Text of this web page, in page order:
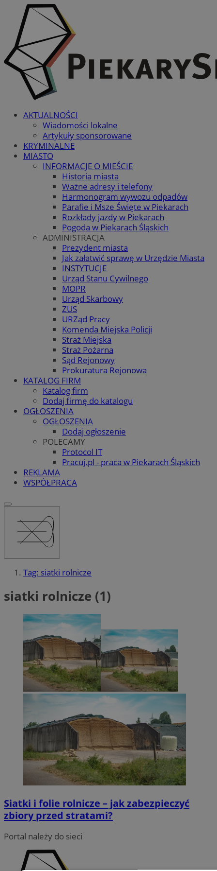
AKTUALNOŚCI
Wiadomości lokalne
Artykuły sponsorowane
KRYMINALNE
MIASTO
INFORMACJE O MIEŚCIE
Historia miasta
Ważne adresy i telefony
Harmonogram wywozu odpadów
Parafie i Msze Święte w Piekarach
Rozkłady jazdy w Piekarach
Pogoda w Piekarach Śląskich
ADMINISTRACJA
Prezydent miasta
Jak załatwić sprawę w Urzędzie Miasta
INSTYTUCJE
Urząd Stanu Cywilnego
MOPR
Urząd Skarbowy
ZUS
URZąd Pracy
Komenda Miejska Policji
Straż Miejska
Straż Pożarna
Sąd Rejonowy
Prokuratura Rejonowa
KATALOG FIRM
Katalog firm
Dodaj firmę do katalogu
OGŁOSZENIA
OGŁOSZENIA
Dodaj ogłoszenie
POLECAMY
Protocol IT
Pracuj.pl - praca w Piekarach Śląskich
REKLAMA
WSPÓŁPRACA
Tag: siatki rolnicze
siatki rolnicze (1)
Siatki i folie rolnicze – jak zabezpieczyć
zbiory przed stratami?
Portal należy do sieci